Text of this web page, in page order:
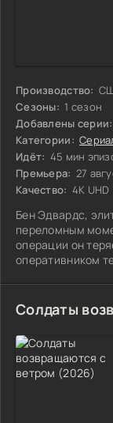
Производство:
Сезоны: 1 сезон
Добавлены серии:
Категории:
Идёт: 45 мин
Премьера: 27
Качество: 4K UHD
Бен Эдвардс,
переломным
операции он
оперативником
Солдаты